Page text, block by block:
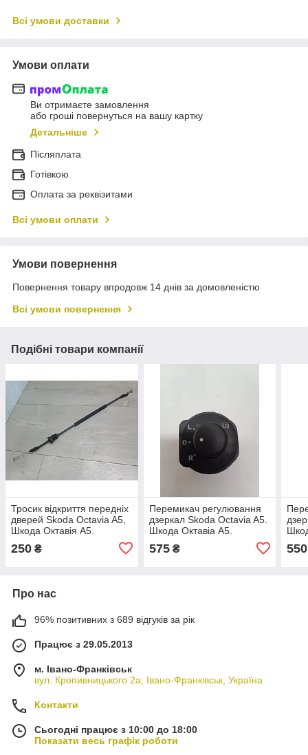
Всі умови доставки
Умови оплати
Ви отримаєте замовлення
або гроші повернуться на вашу картку
Детальніше
Післяплата
Готівкою
Оплата за реквізитами
Всі умови оплати
Умови повернення
Повернення товару впродовж 14 днів за домовленістю
Всі умови повернення
Подібні товари компанії
Тросик відкриття передніх
дверей Skoda Octavia A5,
Шкода Октавія А5.
250 ₴
Перемикач регулювання
дзеркал Skoda Octavia A5.
Шкода Октавіа А5.
575₴ 550
Про нас
96% позитивних з 689 відгуків за рік
Працює з 29.05.2013
м. Івано-Франківськ
вул. Кропивницького 2а, Івано-Франківськ, Україна
Контакти
Сьогодні працює з 10:00 до 18:00
Показати весь графік роботи